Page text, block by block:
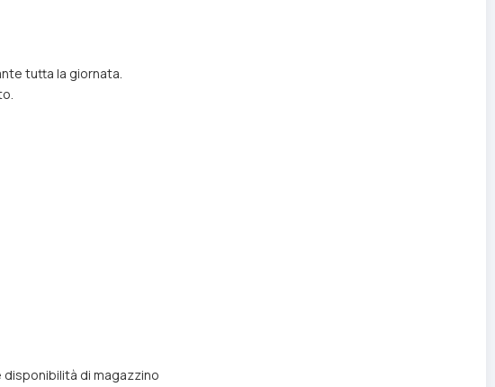
tutta la giornata.
di magazzino